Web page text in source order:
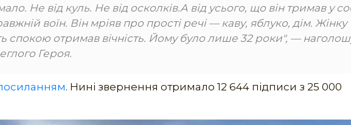
Не від куль. Не від осколків.А від усього, що він тримав у
воїн. Він мріяв про прості речі — каву, яблуко, дім. Жінку
спокою отримав вічність. Йому було лише 32 роки", —
Героя.
. Нині звернення отримало 12 644 підписи з 25 000